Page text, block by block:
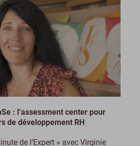
: l’assessment center pour
de développement RH
de l’Expert » avec Virginie